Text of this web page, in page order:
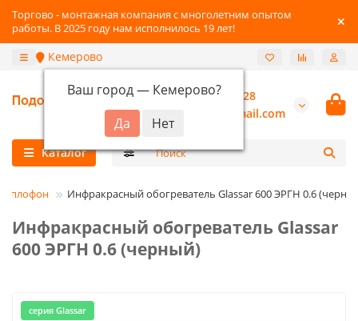
Торгово - монтажная компания с многолетним опытом
работы. В 2025 году нам исполнилось 19 лет!
Кемерово
Ваш город — Кемерово?
+7-3842-216-528
burannsk@gmail.com
Каталог
Теплофон Инфракрасный обогреватель Glassar 600 ЭРГН 0.6
Инфракрасный обогреватель Glassar
600 ЭРГН 0.6 (черный)
серия Glassar